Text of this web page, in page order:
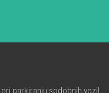
parkiranju sodobnih vozil